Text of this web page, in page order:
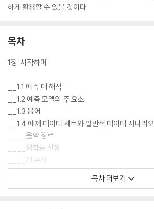
하게 활용할 수 있을 것이다.
목차
1장. 시작하며
__1.1 예측 대 해석
__1.2 예측 모델의 주 요소
__1.3 용어
__1.4 예제 데이터 세트와 일반적 데이터 시나리오
____음악 장르
____장학금 신청
____간 손상
____투과성
목차 더보기